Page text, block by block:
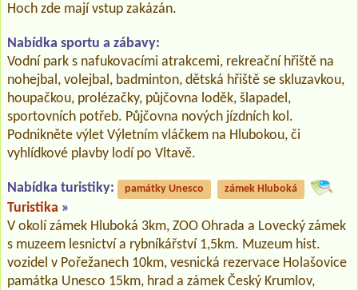
Hoch zde mají vstup zakázán.
Nabídka sportu a zábavy:
Vodní park s nafukovacími atrakcemi, rekreační hřiště na
nohejbal, volejbal, badminton, dětská hřiště se skluzavkou,
houpačkou, prolézačky, půjčovna loděk, šlapadel,
sportovních potřeb. Půjčovna nových jízdních kol.
Podnikněte výlet Výletním vláčkem na Hlubokou, či
vyhlídkové plavby lodí po Vltavě.
Nabídka turistiky: památky Unesco zámek Hluboká
Turistika »
V okolí zámek Hluboká 3km, ZOO Ohrada a Lovecký zámek
s muzeem lesnictví a rybníkářství 1,5km. Muzeum hist.
vozidel v Pořežanech 10km, vesnická rezervace Holašovice
památka Unesco 15km, hrad a zámek Český Krumlov,